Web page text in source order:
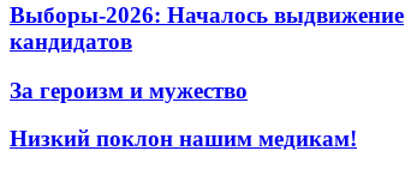
Выборы-2026: Началось выдвижение
кандидатов
За героизм и мужество
Низкий поклон нашим медикам!